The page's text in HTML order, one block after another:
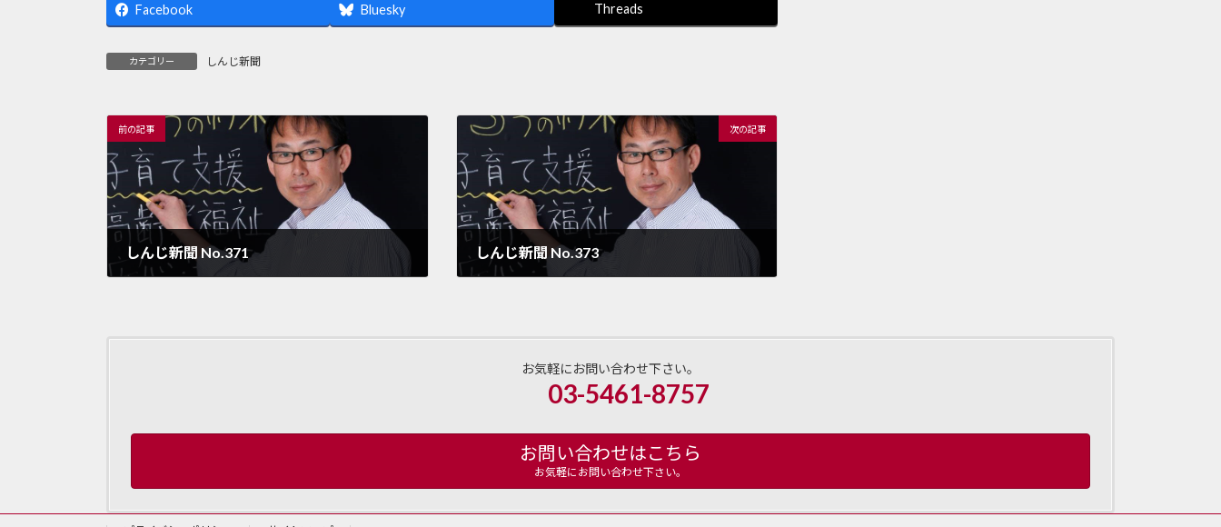
Facebook Bluesky Threads
カテゴリー しんじ新聞
前の記事
しんじ新聞 No.371
次の記事
しんじ新聞 No.373
お気軽にお問い合わせ下さい。
03-5461-8757
お問い合わせはこちら
お気軽にお問い合わせ下さい。